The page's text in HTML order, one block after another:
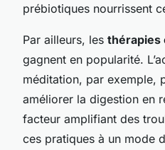
prébiotiques nourrissent
Par ailleurs, les thérapies
gagnent en popularité.
méditation, par exemple,
améliorer la digestion en
facteur amplifiant des
ces pratiques à un mode